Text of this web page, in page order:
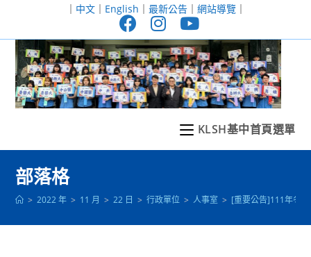
至
｜ 中文｜ English ｜ 最新公告｜ 網站導覽｜
KLSH基中首頁選單
部落格
> 2022 年 > 11 月 > 22 日 > 行政單位 > 人事室 > [重要公告]111年冬